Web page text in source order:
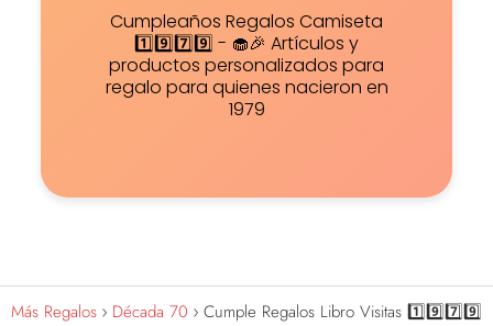
Cumpleaños Regalos Camiseta
1️⃣9️⃣7️⃣9️⃣ - 🧁🎉 Artículos y
productos personalizados para
regalo para quienes nacieron en
1979
Más Regalos Década 70
Cumple Regalos Libro Visitas 1️⃣9️⃣7️⃣9️⃣